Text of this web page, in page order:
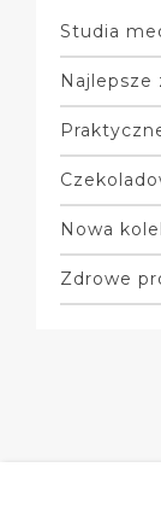
Studia
Najlepsze
Nowa
Zdrowe